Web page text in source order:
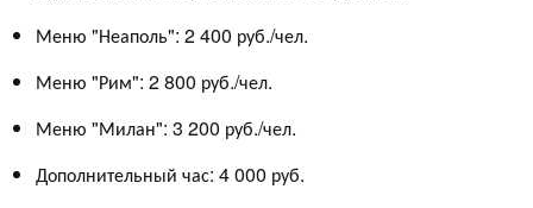
Меню "Неаполь": 2 400 руб./чел.
Меню "Рим": 2 800 руб./чел.
Меню "Милан": 3 200 руб./чел.
Дополнительный час: 4 000 руб.